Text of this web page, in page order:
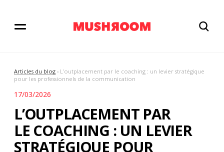
Articles du blog › L’outplacement par le coaching : un levier stratégique
pour les professionnels de la communication
17/03/2026
L’OUTPLACEMENT PAR
LE COACHING : UN LEVIER
STRATÉGIQUE POUR